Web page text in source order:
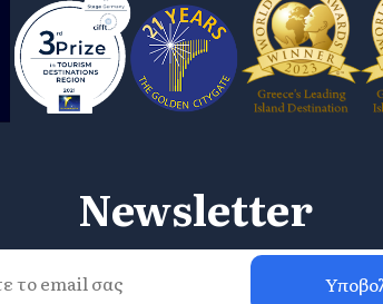
Newsletter